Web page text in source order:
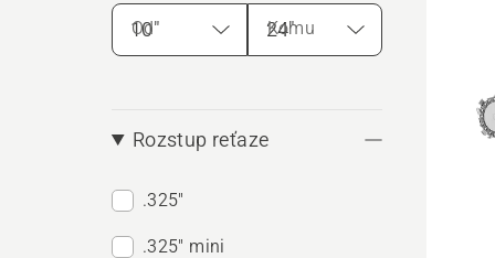
Od Komu
Rozstup reťaze
.325"
.325" mini